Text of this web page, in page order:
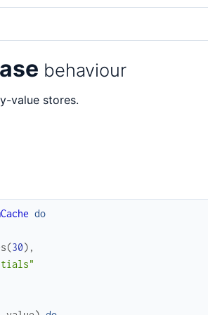
behaviour
value stores.
do
(30) ,